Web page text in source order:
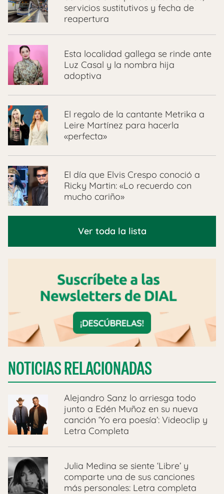
servicios sustitutivos y fecha de
reapertura
Esta localidad gallega se rinde ante
Luz Casal y la nombra hija
adoptiva
El regalo de la cantante Metrika a
Leire Martínez para hacerla
«perfecta»
El día que Elvis Crespo conoció a
Ricky Martin: «Lo recuerdo con
mucho cariño»
Ver toda la lista
NOTICIAS RELACIONADAS
Alejandro Sanz lo arriesga todo
junto a Edén Muñoz en su nueva
canción ‘Yo era poesía’: Videoclip y
Letra Completa
Julia Medina se siente ‘Libre’ y
comparte una de sus canciones
más personales: Letra completa